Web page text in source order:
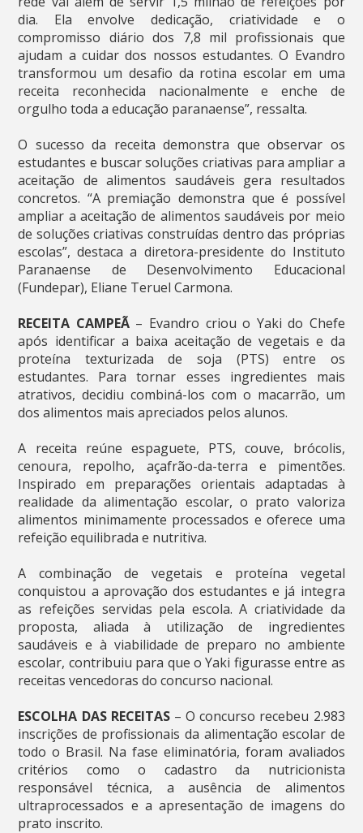
dia. Ela envolve dedicação, criatividade e o
compromisso diário dos 7,8 mil profissionais que
ajudam a cuidar dos nossos estudantes. O Evandro
transformou um desafio da rotina escolar em uma
receita reconhecida nacionalmente e enche de
orgulho toda a educação paranaense”, ressalta.
O sucesso da receita demonstra que observar os
estudantes e buscar soluções criativas para ampliar a
aceitação de alimentos saudáveis gera resultados
concretos. “A premiação demonstra que é possível
ampliar a aceitação de alimentos saudáveis por meio
de soluções criativas construídas dentro das próprias
escolas”, destaca a diretora-presidente do Instituto
Paranaense de Desenvolvimento Educacional
(Fundepar), Eliane Teruel Carmona.
RECEITA CAMPEÃ– Evandro criou o Yaki do Chefe
após identificar a baixa aceitação de vegetais e da
proteína texturizada de soja (PTS) entre os
estudantes. Para tornar esses ingredientes mais
atrativos, decidiu combiná-los com o macarrão, um
dos alimentos mais apreciados pelos alunos.
A receita reúne espaguete, PTS, couve, brócolis,
cenoura, repolho, açafrão-da-terra e pimentões.
Inspirado em preparações orientais adaptadas à
realidade da alimentação escolar, o prato valoriza
alimentos minimamente processados e oferece uma
refeição equilibrada e nutritiva.
A combinação de vegetais e proteína vegetal
conquistou a aprovação dos estudantes e já integra
as refeições servidas pela escola. A criatividade da
proposta, aliada à utilização de ingredientes
saudáveis e à viabilidade de preparo no ambiente
escolar, contribuiu para que o Yaki figurasse entre as
receitas vencedoras do concurso nacional.
ESCOLHA DAS RECEITAS– O concurso recebeu 2.983
inscrições de profissionais da alimentação escolar de
todo o Brasil. Na fase eliminatória, foram avaliados
critérios como o cadastro da nutricionista
responsável técnica, a ausência de alimentos
ultraprocessados e a apresentação de imagens do
prato inscrito.